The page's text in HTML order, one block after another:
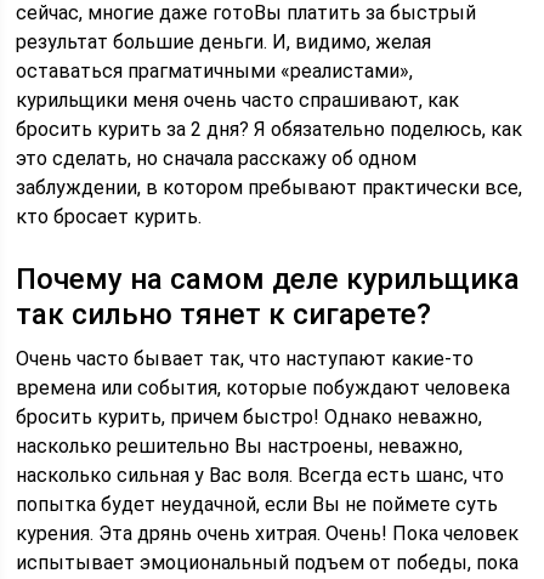
сейчас, многие даже готоВы платить за быстрый
результат большие деньги. И, видимо, желая
оставаться прагматичными «реалистами»,
курильщики меня очень часто спрашивают, как
бросить курить за 2 дня? Я обязательно поделюсь, как
это сделать, но сначала расскажу об одном
заблуждении, в котором пребывают практически все,
кто бросает курить.
Почему на самом деле курильщика
так сильно тянет к сигарете?
Очень часто бывает так, что наступают какие-то
времена или события, которые побуждают человека
бросить курить, причем быстро! Однако неважно,
насколько решительно Вы настроены, неважно,
насколько сильная у Вас воля. Всегда есть шанс, что
попытка будет неудачной, если Вы не поймете суть
курения. Эта дрянь очень хитрая. Очень! Пока человек
испытывает эмоциональный подъем от победы, пока